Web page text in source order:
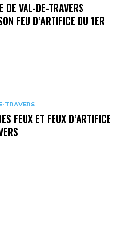
DE VAL-DE-TRAVERS
FEU D’ARTIFICE DU 1ER
TRAVERS
FEUX ET FEUX D’ARTIFICE